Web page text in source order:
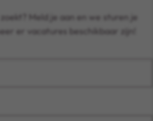
Meld je aan en we sturen je
er vacatures beschikbaar zijn!